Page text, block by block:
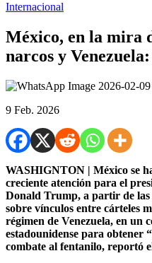
Internacional
México, en la mira
narcos y
9 Feb. 2026
WASHIGNTON | México se
creciente atención para el
Donald Trump, a partir de las
sobre vínculos entre cárteles
régimen de Venezuela, en un
estadounidense para obtener
combate al fentanilo, reportó